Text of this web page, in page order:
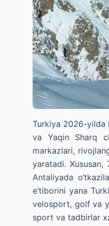
Turkiya 2026-yilda
va Yaqin Sharq
markazlari,
yaratadi. Xususan,
Antaliyada
e’tiborini yana
velosport, golf va
sport va tadbirlar